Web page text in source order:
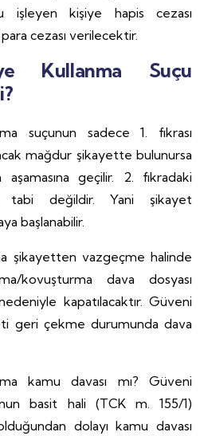
işleyen kişiye hapis cezası
cezası verilecektir.
Kullanma Suçu
suçunun sadece 1. fıkrası
mağdur şikayette bulunursa
geçilir. 2. fıkradaki
değildir. Yani şikayet
başlanabilir.
şikayetten vazgeçme halinde
kovuşturma dava dosyası
kapatılacaktır. Güveni
geri çekme durumunda dava
kamu davası mı? Güveni
basit hali (TCK m. 155/1)
dolayı kamu davası